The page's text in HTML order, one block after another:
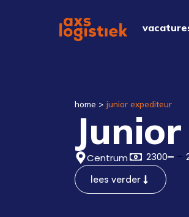
home > junior expediteur
Centrum 2300
lees verder